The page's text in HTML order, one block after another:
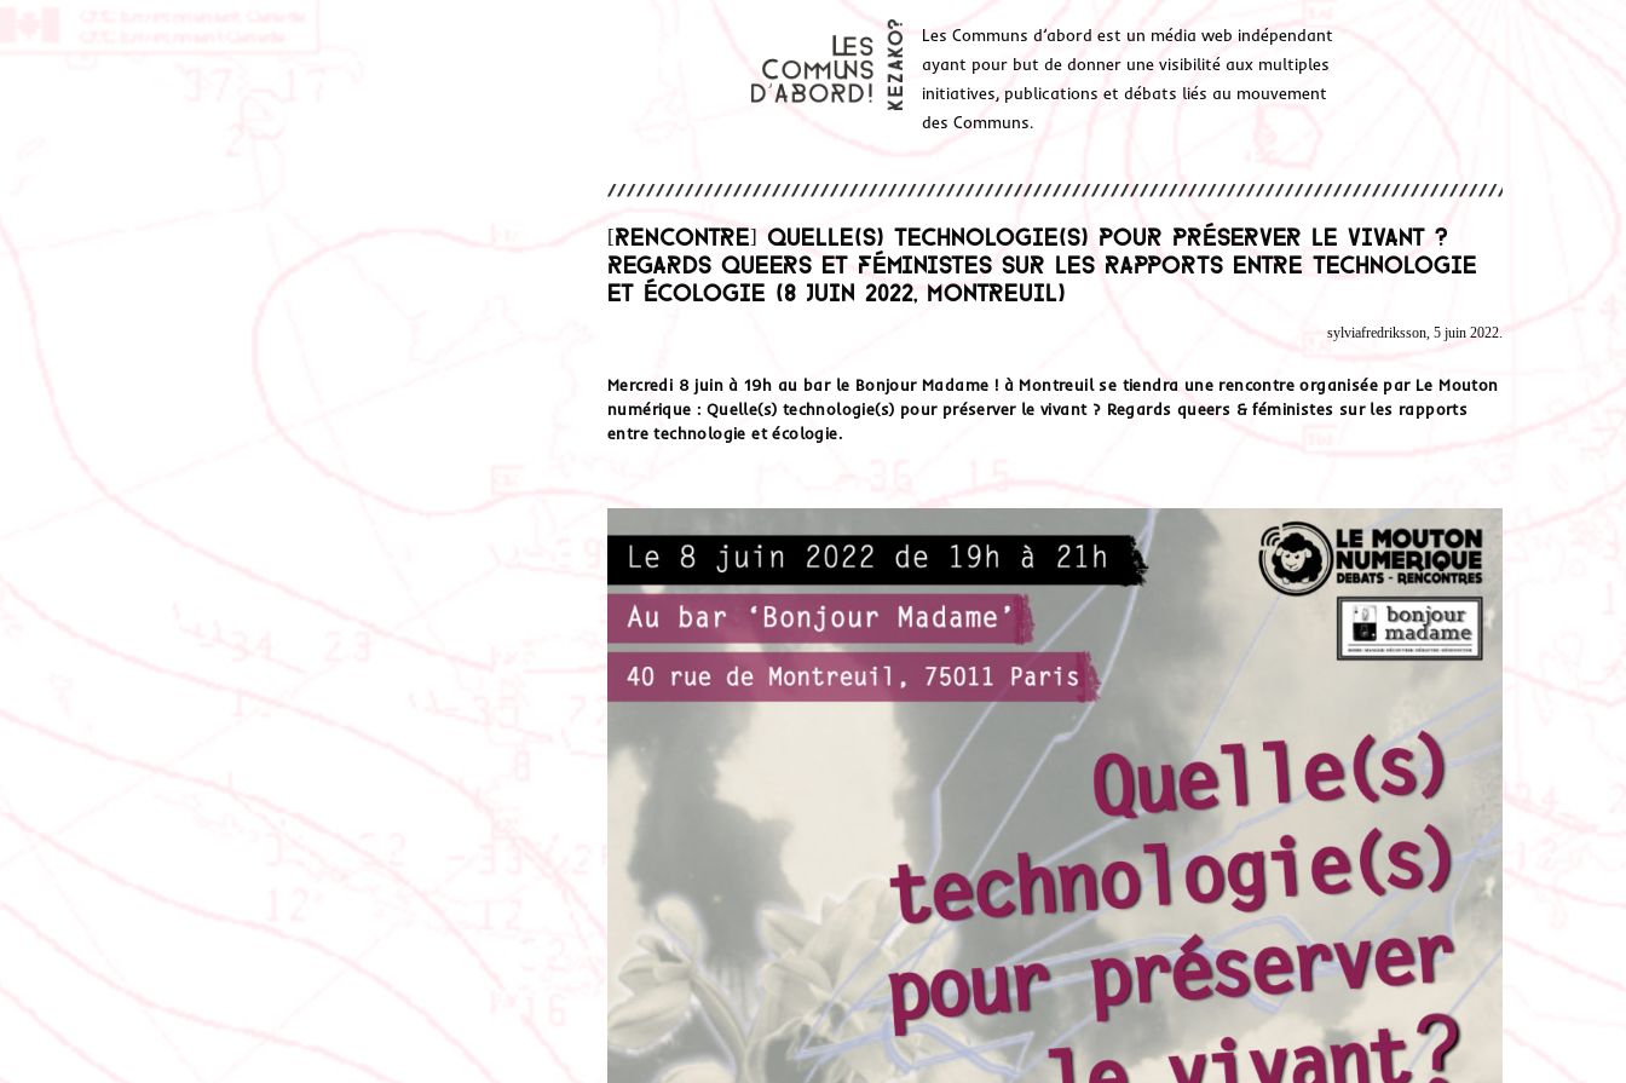
Les Communs d’abord est un média web indépendant
ayant pour but de donner une visibilité aux multiples
initiatives, publications et débats liés au mouvement
des Communs.
[Rencontre] Quelle(s) technologie(s) pour préserver le vivant ?
Regards queers et féministes sur les rapports entre technologie
et écologie (8 juin 2022, Montreuil)
sylviafredriksson, 5 juin 2022.
Mercredi 8 juin à 19h au bar le Bonjour Madame ! à Montreuil se tiendra une rencontre organisée par Le Mouton
numérique : Quelle(s) technologie(s) pour préserver le vivant ? Regards queers & féministes sur les rapports
entre technologie et écologie.